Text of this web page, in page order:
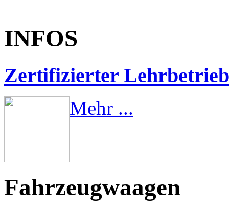
INFOS
Zertifizierter Lehrbetrieb
Mehr ...
Fahrzeugwaagen